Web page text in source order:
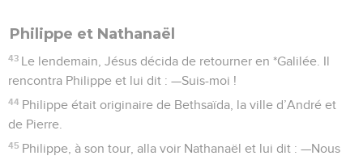
Philippe et Nathanaël
43 Le lendemain, Jésus décida de retourner en *Galilée. Il
rencontra Philippe et lui dit : —Suis-moi !
44 Philippe était originaire de Bethsaïda, la ville d’André et
de Pierre.
45 Philippe, à son tour, alla voir Nathanaël et lui dit : —Nous